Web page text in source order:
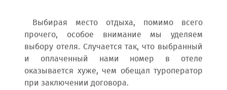
Выбирая место отдыха, помимо всего
прочего, особое внимание мы уделяем
выбору отеля. Случается так, что выбранный
и оплаченный нами номер в отеле
оказывается хуже, чем обещал туроператор
при заключении договора.